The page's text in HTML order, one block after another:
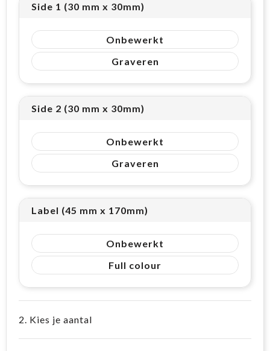
Side 1 (30 mm x 30mm)
Onbewerkt
Graveren
Side 2 (30 mm x 30mm)
Onbewerkt
Graveren
Label (45 mm x 170mm)
Onbewerkt
Full colour
2. Kies je aantal